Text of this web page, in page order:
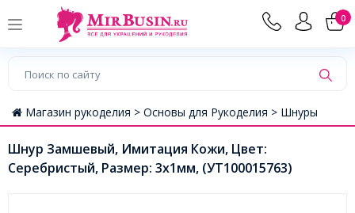
0
Магазин рукоделия > Основы для Рукоделия > Шнуры
Шнур Замшевый, Имитация Кожи, Цвет:
Серебристый, Размер: 3х1мм, (УТ100015763)